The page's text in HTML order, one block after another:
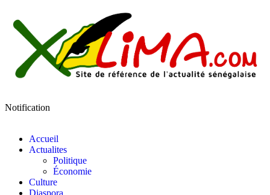
Notification
Accueil
Actualites
Politique
Économie
Culture